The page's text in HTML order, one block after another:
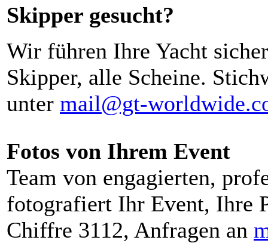
Skipper gesucht?
Wir führen Ihre Yacht
Skipper, alle Scheine.
unter mail@gt-
Fotos von Ihrem Event
Team von engagierten,
fotografiert Ihr Event, Ihre
Chiffre 3112, Anfragen an